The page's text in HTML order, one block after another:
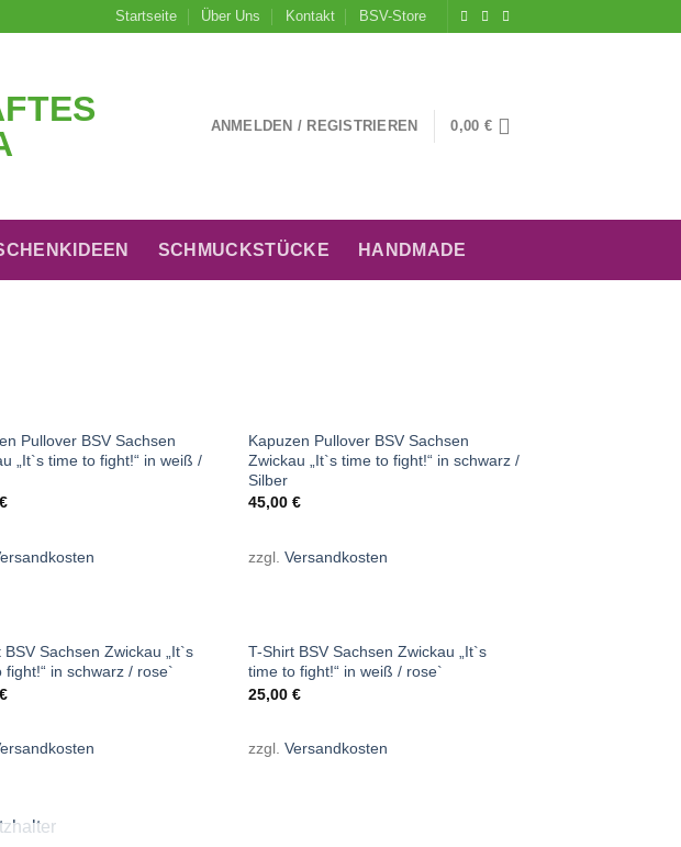
Startseite Über Uns Kontakt BSV-Store
ANMELDEN / REGISTRIEREN 0,00 €
SCHMUCKSTÜCKE HANDMADE
NICHT VORRÄTIG
Pullover BSV Sachsen
„It`s time to fight!“ in weiß /
€
NICHT VORRÄTIG
Kapuzen Pullover BSV Sachsen
Zwickau „It`s time to fight!“ in schwarz /
Silber
45,00€
zzgl.Versandkosten
BSV Sachsen Zwickau „It`s
fight!“ in schwarz / rose`
€
T-Shirt BSV Sachsen Zwickau „It`s
time to fight!“ in weiß / rose`
25,00€
zzgl.Versandkosten